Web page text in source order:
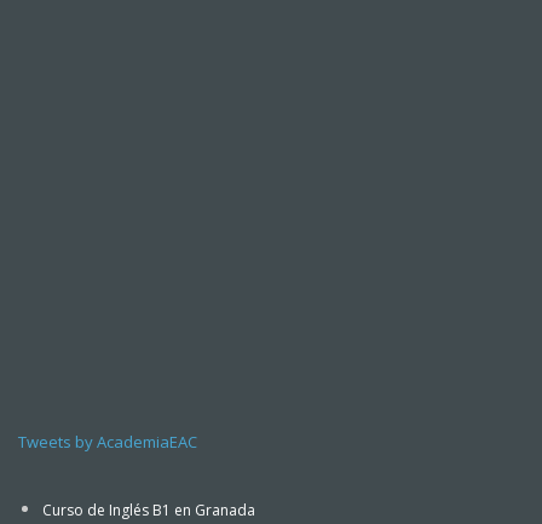
Tweets by AcademiaEAC
Curso de Inglés B1 en Granada